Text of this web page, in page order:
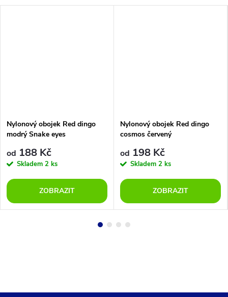
Nylonový obojek Red dingo
modrý Snake eyes
od 188 Kč
Skladem 2 ks
ZOBRAZIT
Nylonový obojek Red dingo
cosmos červený
od 198 Kč
Skladem 2 ks
ZOBRAZIT